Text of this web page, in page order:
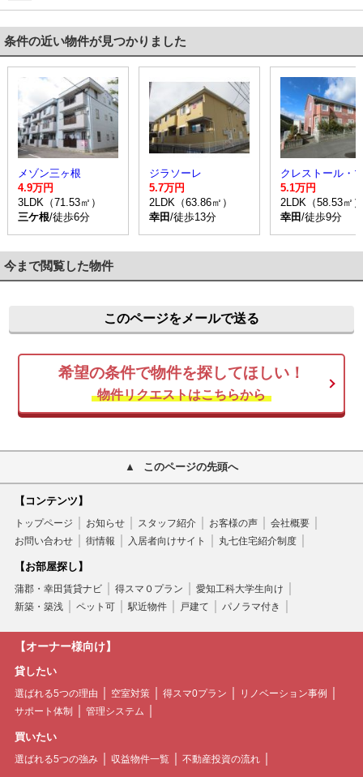
条件の近い物件が見つかりました
メゾン三ヶ根
4.9万円
3LDK（71.53㎡）
三ケ根/徒歩6分
ジラソーレ
5.7万円
2LDK（63.86㎡）
幸田 /徒歩13分
クレストール・
5.1万円
2LDK（58.53㎡）
幸田 /徒歩9分
今まで閲覧した物件
このページをメールで送る
希望の条件で物件を探してほしい！
物件リクエストはこちらから
このページの先頭へ
【コンテンツ】
トップページ お知らせ スタッフ紹介 お客様の声
会社概要
お問い合わせ
街情報 入居者向けサイト 丸七住宅紹介制度
【お部屋探し】
蒲郡・幸田賃貸ナビ 得スマ０プラン
愛知工科大学生向け
新築・築浅
ペット可 駅近物件 戸建て パノラマ付き
【オーナー様向け】
貸したい
選ばれる5つの理由 空室対策 得スマ0プラン
リノベーション事例
サポート体制
管理システム
買いたい
選ばれる5つの強み 収益物件一覧 不動産投資の流れ